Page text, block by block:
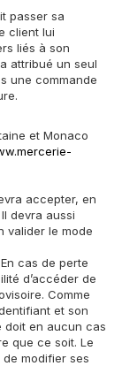
passer sa
client lui
liés à son
attribué un seul
une commande
et Monaco
accepter, en
Il devra aussi
valider le mode
cas de perte
d’accéder de
Comme
et son
doit en aucun cas
que ce soit. Le
de modifier ses